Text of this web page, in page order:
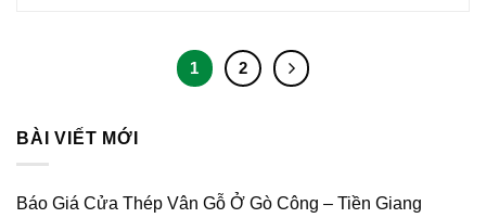
1 2
BÀI VIẾT MỚI
Báo Giá Cửa Thép Vân Gỗ Ở Gò Công – Tiền Giang